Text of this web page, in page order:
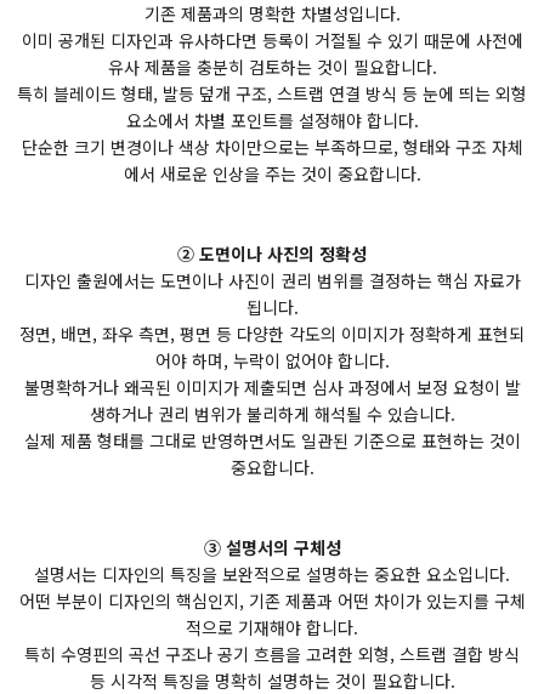
기존 제품과의 명확한 차별성입니다.
이미 공개된 디자인과 유사하다면 등록이 거절될 수 있기 때문에 사전에
유사 제품을 충분히 검토하는 것이 필요합니다.
특히 블레이드 형태, 발등 덮개 구조, 스트랩 연결 방식 등 눈에 띄는 외형
요소에서 차별 포인트를 설정해야 합니다.
단순한 크기 변경이나 색상 차이만으로는 부족하므로, 형태와 구조 자체
에서 새로운 인상을 주는 것이 중요합니다.
② 도면이나 사진의 정확성
디자인 출원에서는 도면이나 사진이 권리 범위를 결정하는 핵심 자료가
됩니다.
정면, 배면, 좌우 측면, 평면 등 다양한 각도의 이미지가 정확하게 표현되
어야 하며, 누락이 없어야 합니다.
불명확하거나 왜곡된 이미지가 제출되면 심사 과정에서 보정 요청이 발
생하거나 권리 범위가 불리하게 해석될 수 있습니다.
실제 제품 형태를 그대로 반영하면서도 일관된 기준으로 표현하는 것이
중요합니다.
③ 설명서의 구체성
설명서는 디자인의 특징을 보완적으로 설명하는 중요한 요소입니다.
어떤 부분이 디자인의 핵심인지, 기존 제품과 어떤 차이가 있는지를 구체
적으로 기재해야 합니다.
특히 수영핀의 곡선 구조나 공기 흐름을 고려한 외형, 스트랩 결합 방식
등 시각적 특징을 명확히 설명하는 것이 필요합니다.